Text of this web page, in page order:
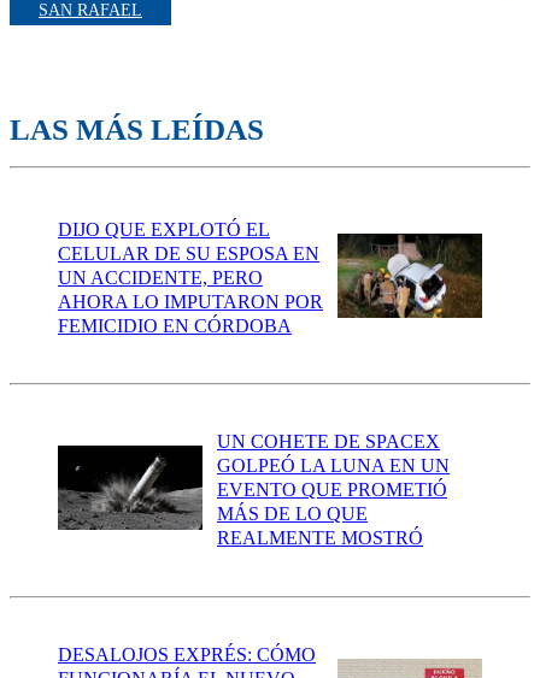
SAN RAFAEL
LAS MÁS LEÍDAS
DIJO QUE EXPLOTÓ EL
CELULAR DE SU ESPOSA EN
UN ACCIDENTE, PERO
AHORA LO IMPUTARON POR
FEMICIDIO EN CÓRDOBA
UN COHETE DE SPACEX
GOLPEÓ LA LUNA EN UN
EVENTO QUE PROMETIÓ
MÁS DE LO QUE
REALMENTE MOSTRÓ
DESALOJOS EXPRÉS: CÓMO